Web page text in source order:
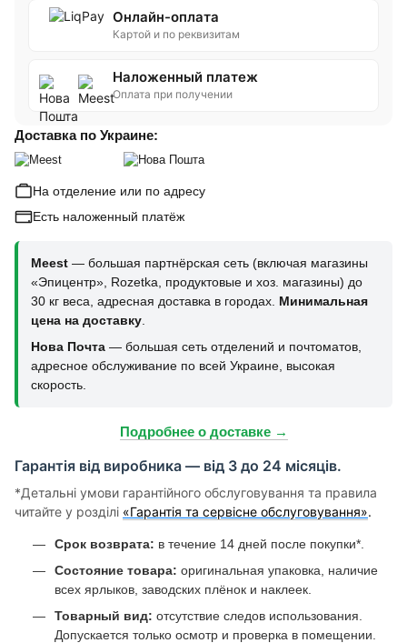
Онлайн-оплата
Картой и по реквизитам
Наложенный платеж
Оплата при получении
Доставка по Украине:
На отделение или по адресу
Есть наложенный платёж
Meest — большая партнёрская сеть (включая магазины
«Эпицентр», Rozetka, продуктовые и хоз. магазины) до
30 кг веса, адресная доставка в городах. Минимальная
цена на доставку
Нова Почта — большая сеть отделений и почтоматов,
адресное обслуживание по всей Украине, высокая
скорость.
Подробнее о доставке →
Гарантія від виробника — від 3 до 24 місяців.
*Детальні умови гарантійного обслуговування та правила
читайте у розділі «Гарантія та сервісне обслуговування».
Срок возврата: в течение 14 дней после покупки*.
Состояние товара: оригинальная упаковка, наличие
всех ярлыков, заводских плёнок и наклеек.
Товарный вид: отсутствие следов использования.
Допускается только осмотр и проверка в помещении.